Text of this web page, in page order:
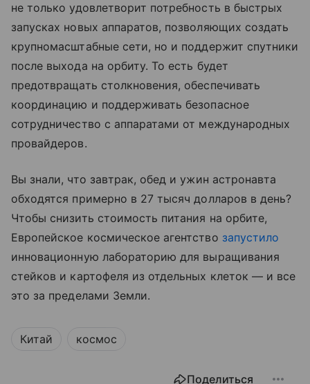
не только удовлетворит потребность в быстрых
запусках новых аппаратов, позволяющих создать
крупномасштабные сети, но и поддержит спутники
после выхода на орбиту. То есть будет
предотвращать столкновения, обеспечивать
координацию и поддерживать безопасное
сотрудничество с аппаратами от международных
провайдеров.
Вы знали, что завтрак, обед и ужин астронавта
обходятся примерно в 27 тысяч долларов в день?
Чтобы снизить стоимость питания на орбите,
Европейское космическое агентство запустило
инновационную лабораторию для выращивания
стейков и картофеля из отдельных клеток — и все
это за пределами Земли.
Китай космос
Поделиться